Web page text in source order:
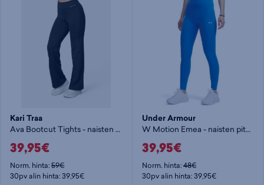
Kari Traa
Ava Bootcut Tights - naisten pitkät trikoot
39,95€
Norm. hinta:59€
30pv alin hinta: 39,95€
Under Armour
W Motion Emea - naisten pitkät trikoot
39,95€
Norm. hinta:48€
30pv alin hinta: 39,95€